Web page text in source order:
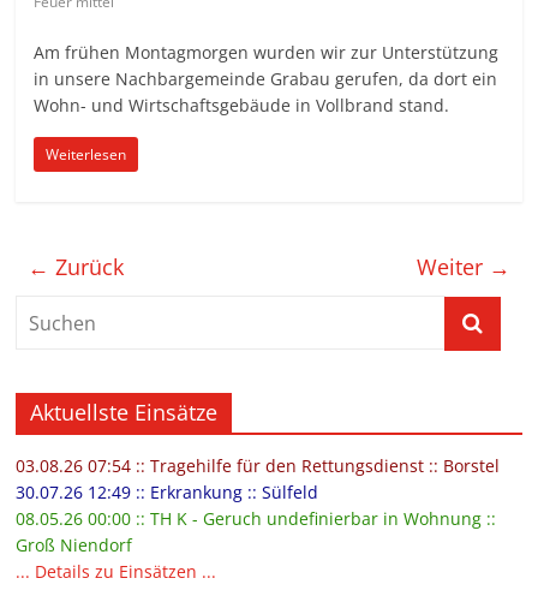
Am frühen Montagmorgen wurden wir zur Unterstützung
in unsere Nachbargemeinde Grabau gerufen, da dort ein
Wohn- und Wirtschaftsgebäude in Vollbrand stand.
Weiterlesen
← Zurück Weiter →
Aktuellste Einsätze
03.08.26 07:54 :: Tragehilfe für den Rettungsdienst :: Borstel
30.07.26 12:49 :: Erkrankung :: Sülfeld
08.05.26 00:00 :: TH K - Geruch undefinierbar in Wohnung ::
Groß Niendorf
... Details zu Einsätzen ...